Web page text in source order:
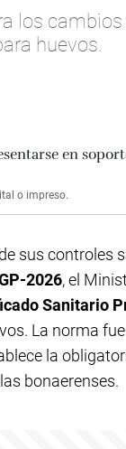
huevos.
o impreso.
sus controles
2026, el
Sanitario
La norma fue
la
bonaerenses.